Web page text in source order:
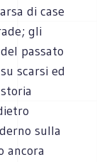
di case
gli
passato
scarsi ed
sulla
ancora